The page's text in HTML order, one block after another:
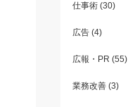
仕事術(30)
広告(4)
広報・PR (55)
業務改善(3)